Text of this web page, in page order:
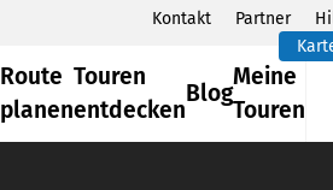
Kontakt Partner
Route
planen
Touren
entdecken
Blog
Meine
Touren